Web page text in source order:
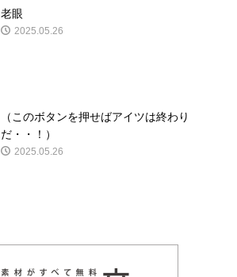
老眼
2025.05.26
（このボタンを押せばアイツは終わり
だ・・！）
2025.05.26